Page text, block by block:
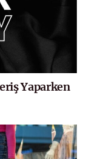
Yaparken